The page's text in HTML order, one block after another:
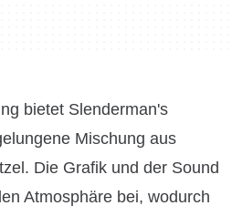
bietet Slenderman's
Mischung aus
Die Grafik und der Sound
Atmosphäre bei, wodurch